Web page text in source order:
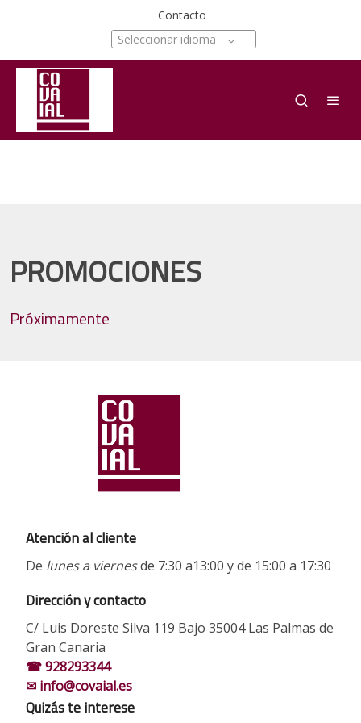
Contacto
Seleccionar idioma
PROMOCIONES
Próximamente
Atención al cliente
De lunes a viernesde 7:30 a13:00 y de 15:00 a 17:30
Dirección y contacto
C/ Luis Doreste Silva 119 Bajo 35004 Las Palmas de
Gran Canaria
☎ 928293344
✉ info@covaial.es
Quizás te interese